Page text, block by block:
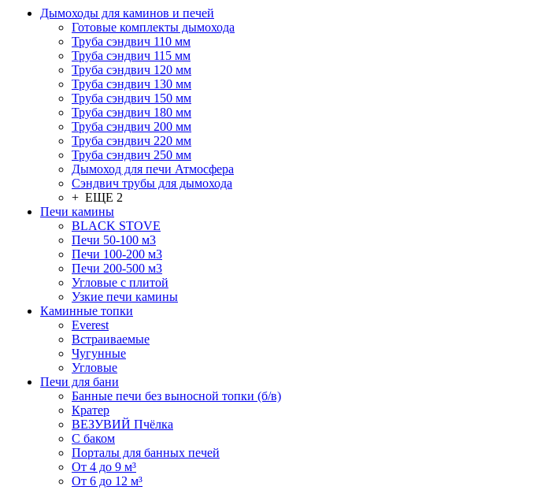
Дымоходы для каминов и печей
Готовые комплекты дымохода
Труба сэндвич 110 мм
Труба сэндвич 115 мм
Труба сэндвич 120 мм
Труба сэндвич 130 мм
Труба сэндвич 150 мм
Труба сэндвич 180 мм
Труба сэндвич 200 мм
Труба сэндвич 220 мм
Труба сэндвич 250 мм
Дымоход для печи Атмосфера
Сэндвич трубы для дымохода
+ ЕЩЕ 2
Печи камины
BLACK STOVE
Печи 50-100 м3
Печи 100-200 м3
Печи 200-500 м3
Угловые с плитой
Узкие печи камины
Каминные топки
Everest
Встраиваемые
Чугунные
Угловые
Печи для бани
Банные печи без выносной топки (б/в)
Кратер
ВЕЗУВИЙ Пчёлка
С баком
Порталы для банных печей
От 4 до 9 м³
От 6 до 12 м³